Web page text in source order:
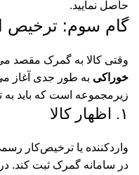
حاصل نمایید.
گام سوم: ترخیص
وقتی کالا به گمرک مقصد
خوراکی به طور جدی آغاز
زیرمجموعه است که باید به
۱. اظهار کالا
واردکننده یا ترخیص‌کار
در سامانه گمرک ثبت کند. در